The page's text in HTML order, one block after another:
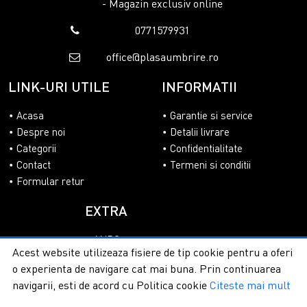
unui set complet de oale inox este decizia ideala. Beneficiezi
cat si pentru mese festive in familie. Aceste
dar extrem de durabile sunt compatibile cu masina
sesiune de gatit. Structura lor robusta impiedica
inductie pentru un transfer termic ideal. Schimba modul in
care gatesti, alege
din otel inoxidabil premium si
bucura-te de preparate delicioase in fiecare zi. Comanda
online cu incredere!
- Magazin exclusiv online
0771579931
office@plasaumbrire.ro
LINK-URI UTILE
Acasa
Despre noi
Categorii
Contact
Formular retur
INFORMATII
Garantie si service
Detalii livrare
Confidentialitate
Termeni si conditii
EXTRA
ANPC
SOL
Acest website utilizeaza fisiere de tip cookie pentru a oferi
o experienta de navigare cat mai buna. Prin continuarea
navigarii, esti de acord cu Politica cookie Citeste mai mult